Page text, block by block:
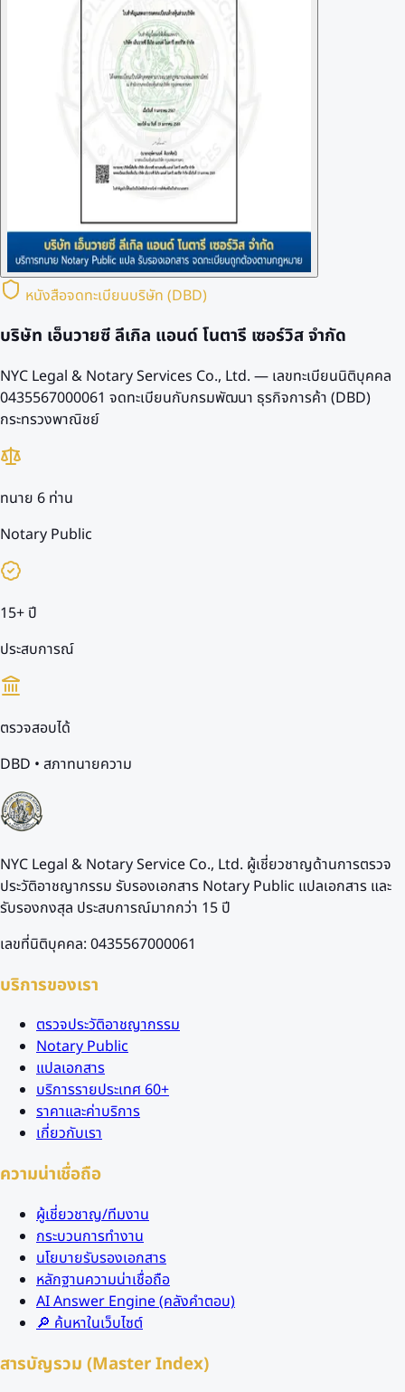
หนังสือจดทะเบียนบริษัท (DBD)
บริษัท เอ็นวายซี ลีเกิล แอนด์ โนตารี เซอร์วิส จำกัด
NYC Legal & Notary Services Co., Ltd. — เลขทะเบียนนิติบุคคล
0435567000061 จดทะเบียนกับกรมพัฒนา ธุรกิจการค้า (DBD)
กระทรวงพาณิชย์
ทนาย 6 ท่าน
Notary Public
15+ ปี
ประสบการณ์
ตรวจสอบได้
DBD • สภาทนายความ
NYC Legal & Notary Service Co., Ltd. ผู้เชี่ยวชาญด้านการตรวจ
ประวัติอาชญากรรม รับรองเอกสาร Notary Public แปลเอกสาร และ
รับรองกงสุล ประสบการณ์มากกว่า 15 ปี
เลขที่นิติบุคคล: 0435567000061
บริการของเรา
ตรวจประวัติอาชญากรรม
Notary Public
แปลเอกสาร
บริการรายประเทศ 60+
ราคาและค่าบริการ
เกี่ยวกับเรา
ความน่าเชื่อถือ
ผู้เชี่ยวชาญ/ทีมงาน
กระบวนการทำงาน
นโยบายรับรองเอกสาร
หลักฐานความน่าเชื่อถือ
AI Answer Engine (คลังคำตอบ)
🔎 ค้นหาในเว็บไซต์
สารบัญรวม (Master Index)